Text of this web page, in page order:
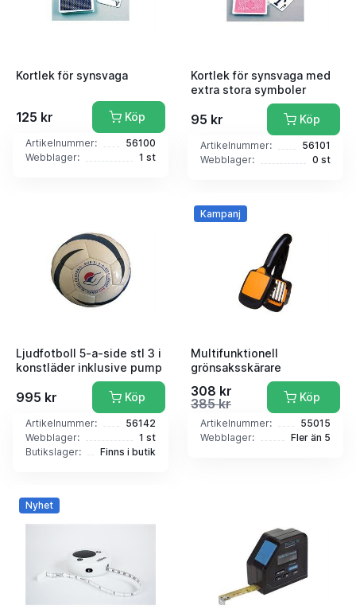
Kortlek för synsvaga
125 kr Köp
Artikelnummer:
56100
Webblager:
1 st
Kortlek för synsvaga med
extra stora symboler
95 kr Köp
Artikelnummer:
56101
Webblager:
0 st
Ljudfotboll 5-a-side stl 3 i
konstläder inklusive pump
995 kr Köp
Artikelnummer:
56142
Webblager:
1 st
Butikslager:
Finns i butik
Kampanj
Multifunktionell
grönsaksskärare
308 kr
385 kr
Köp
Artikelnummer:
55015
Webblager:
Fler än 5
Nyhet